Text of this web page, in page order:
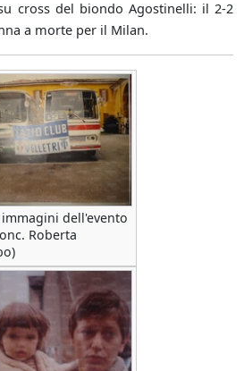
cross del biondo Agostinelli: il 2-2
a morte per il Milan.
dell'evento
Roberta